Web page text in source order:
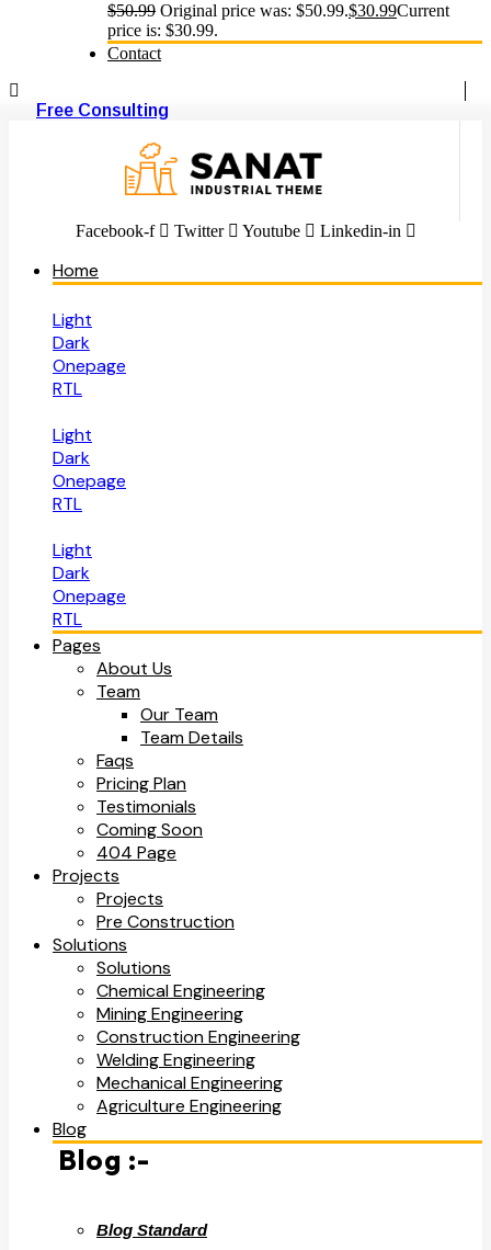
$50.99 Original price was: $50.99.$30.99Current
price is: $30.99.
Contact
Free Consulting
Facebook-f Twitter Youtube Linkedin-in
Home
Light
Dark
Onepage
RTL
Light
Dark
Onepage
RTL
Light
Dark
Onepage
RTL
Pages
About Us
Team
Our Team
Team Details
Faqs
Pricing Plan
Testimonials
Coming Soon
404 Page
Projects
Projects
Pre Construction
Solutions
Solutions
Chemical Engineering
Mining Engineering
Construction Engineering
Welding Engineering
Mechanical Engineering
Agriculture Engineering
Blog
Blog :-
Blog Standard